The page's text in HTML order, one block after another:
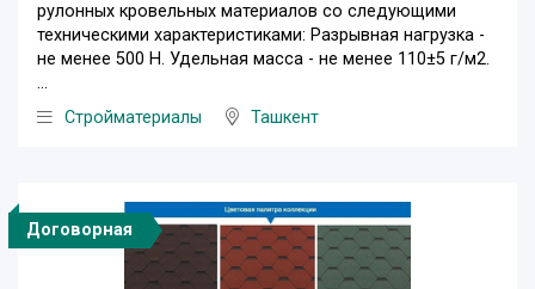
рулонных кровельных материалов со следующими
техническими характеристиками: Разрывная нагрузка -
не менее 500 Н. Удельная масса - не менее 110±5 г/м2.
...
Стройматериалы
Ташкент
Договорная